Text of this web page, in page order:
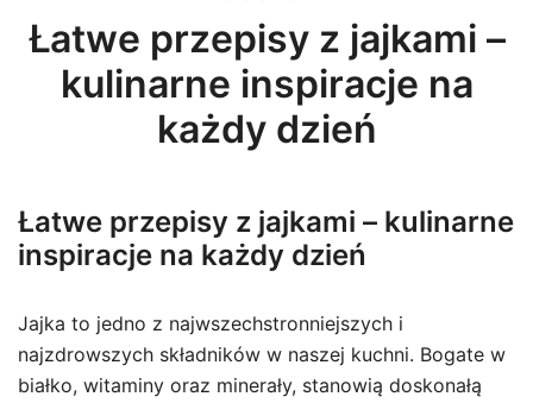
Łatwe przepisy z jajkami –
kulinarne inspiracje na
każdy dzień
Łatwe przepisy z jajkami – kulinarne
inspiracje na każdy dzień
Jajka to jedno z najwszechstronniejszych i
najzdrowszych składników w naszej kuchni. Bogate w
białko, witaminy oraz minerały, stanowią doskonałą